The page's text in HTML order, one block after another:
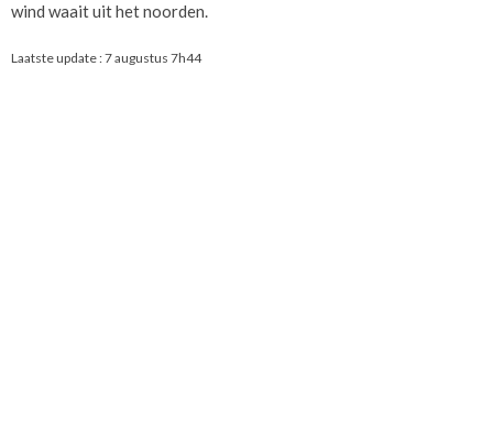
wind waait uit het noorden.
Laatste update :7 augustus 7h44